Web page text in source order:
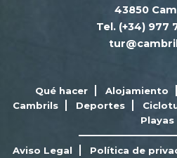
43850
Tel. (+34) 977
Qué hacer Alojamiento
Cambrils
Deportes
Playas
Aviso Legal Política de